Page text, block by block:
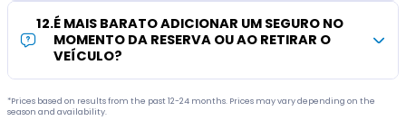
12.É MAIS BARATO ADICIONAR UM SEGURO NO
MOMENTO DA RESERVA OU AO RETIRAR O
VEÍCULO?
*Prices based on results from the past 12-24 months. Prices may vary depending on the
season and availability.